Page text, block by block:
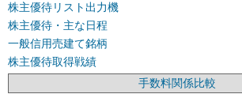
株主優待リスト出力機
株主優待・主な日程
一般信用売建て銘柄
株主優待取得戦績
手数料関係比較